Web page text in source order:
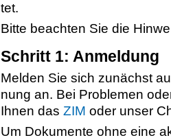
tet.
Bitte be­ach­ten Sie die
Schritt 1: An­mel­dung
Mel­den Sie sich zu­nächst
nung an. Bei Pro­ble­men
Ihnen das ZIM oder unser
Um Do­ku­men­te ohne eine